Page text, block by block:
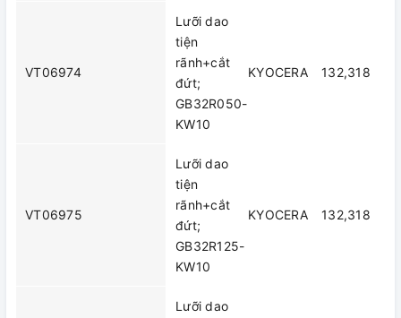
VT06974
Lưỡi dao
tiện
rãnh+cắt
đứt;
GB32R050-
KW10
KYOCERA 132,318
VT06975
Lưỡi dao
tiện
rãnh+cắt
đứt;
GB32R125-
KW10
KYOCERA 132,318
Lưỡi dao